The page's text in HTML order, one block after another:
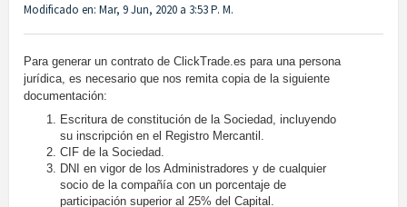
Modificado en: Mar, 9 Jun, 2020 a 3:53 P. M.
Para generar un contrato de ClickTrade.es para una persona
jurídica, es necesario que nos remita copia de la siguiente
documentación:
Escritura de constitución de la Sociedad, incluyendo
su inscripción en el Registro Mercantil.
CIF de la Sociedad.
DNI en vigor de los Administradores y de cualquier
socio de la compañía con un porcentaje de
participación superior al 25% del Capital.